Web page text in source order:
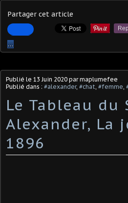
Partager cet article
…
Publié le 13 Juin 2020 par maplumefee
Publié dans : #alexander, #chat #femme
Le Tableau du
Alexander, La
1896